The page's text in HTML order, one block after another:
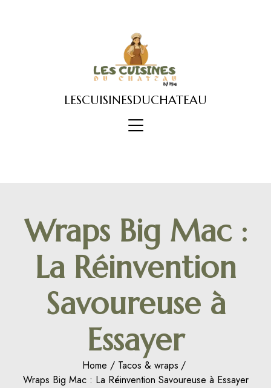
LESCUISINESDUCHATEAU
Wraps Big Mac :
La Réinvention
Savoureuse à
Essayer
Home
Tacos & wraps
Wraps Big Mac : La Réinvention Savoureuse à Essayer